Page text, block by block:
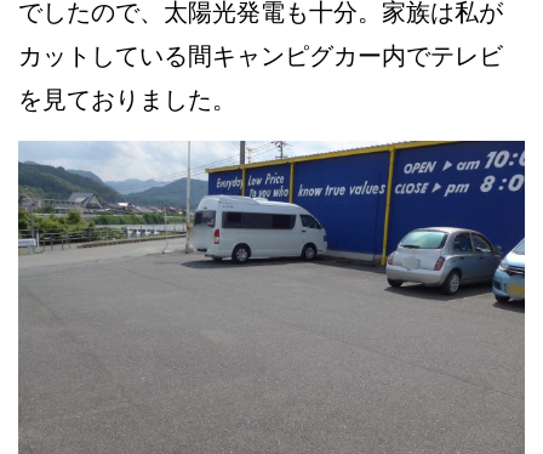
でしたので、太陽光発電も十分。家族は私が
カットしている間キャンピグカー内でテレビ
を見ておりました。